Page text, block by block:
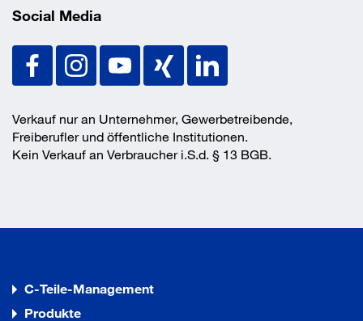
Social Media
Verkauf nur an Unternehmer, Gewerbetreibende,
Freiberufler und öffentliche Institutionen.
Kein Verkauf an Verbraucher i.S.d. § 13 BGB.
C-Teile-Management
Produkte